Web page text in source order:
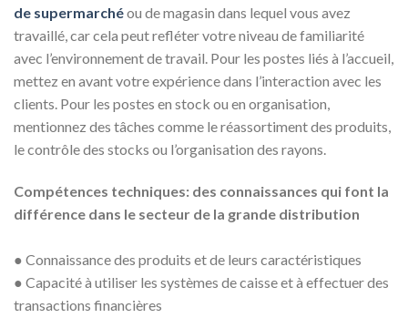
de supermarchéou de magasin dans lequel vous avez
travaillé, car cela peut refléter votre niveau de familiarité
avec l’environnement de travail. Pour les postes liés à l’accueil,
mettez en avant votre expérience dans l’interaction avec les
clients. Pour les postes en stock ou en organisation,
mentionnez des tâches comme le réassortiment des produits,
le contrôle des stocks ou l’organisation des rayons.
Compétences techniques: des connaissances qui font la
différence dans le secteur de la grande distribution
● Connaissance des produits et de leurs caractéristiques
● Capacité à utiliser les systèmes de caisse et à effectuer des
transactions financières